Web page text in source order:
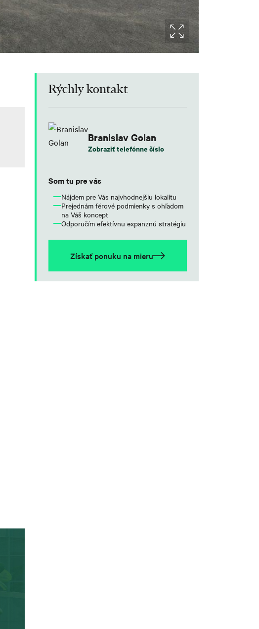
Rýchly kontakt
Branislav Golan
Zobraziť telefónne číslo
Som tu pre vás
Nájdem pre Vás najvhodnejšiu lokalitu
Prejednám férové podmienky s ohľadom
na Váš koncept
Odporučím efektívnu expanznú stratégiu
Získať ponuku na mieru